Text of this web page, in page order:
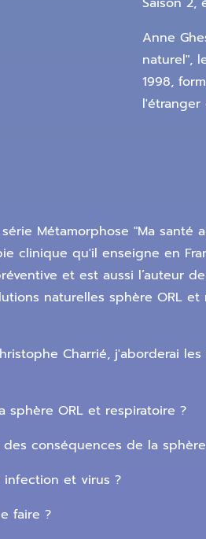
Anne
naturel",
1998,
l'étranger
Métamorphose "Ma
clinique qu'il enseigne en
et est aussi l’auteur
naturelles sphère ORL
Charrié, j'aborderai
ORL et respiratoire ?
conséquences de la
infection et virus ?
faire ?